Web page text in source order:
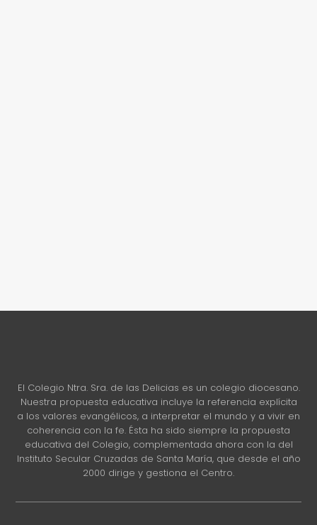
El Colegio Ntra. Sra. de las Delicias es un colegio diocesano.
Nuestra propuesta educativa incluye la referencia explícita
a los valores evangélicos, a interpretar el mundo y a vivir en
coherencia con la fe. Ésta ha sido siempre la propuesta
educativa del Colegio, complementada ahora con la del
Instituto Secular Cruzadas de Santa María, que desde el año
2000 dirige y gestiona el Centro.